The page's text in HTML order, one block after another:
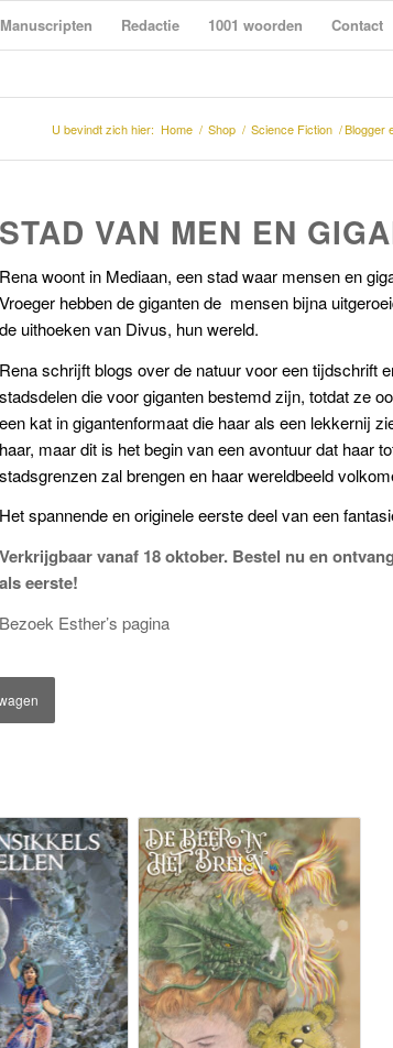
Manuscripten Redactie 1001 woorden Contact
U bevindt zich hier: Home / Shop / Science Fiction /Blogger
STAD VAN MEN EN
Rena woont in Mediaan, een stad waar mensen en
Vroeger hebben de giganten de mensen bijna
de uithoeken van Divus, hun wereld.
Rena schrijft blogs over de natuur voor een tijdschrift
stadsdelen die voor giganten bestemd zijn, totdat ze
een kat in gigantenformaat die haar als een lekkernij
haar, maar dit is het begin van een avontuur dat haar
stadsgrenzen zal brengen en haar wereldbeeld
Het spannende en originele eerste deel van een
Verkrijgbaar vanaf 18 oktober. Bestel nu en
als eerste!
Bezoek Esther’s pagina